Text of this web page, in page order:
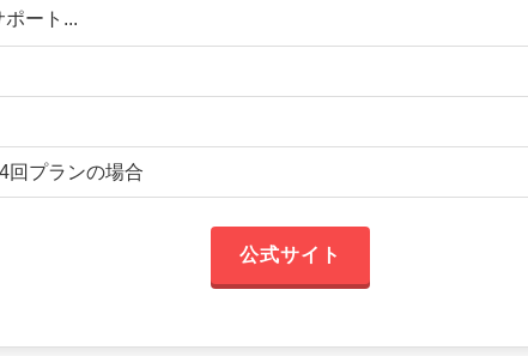
ート...
プランの場合
公式サイト